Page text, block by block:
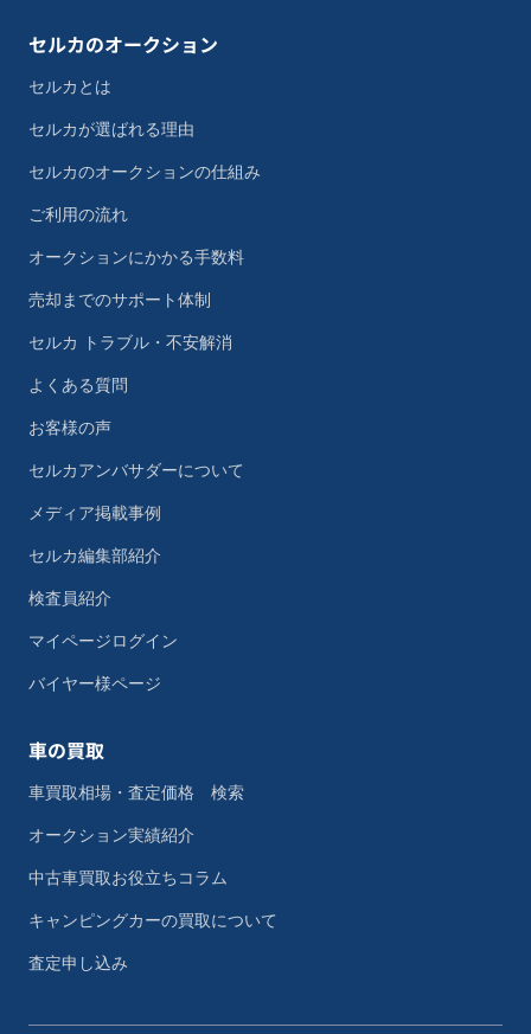
セルカのオークション
セルカとは
セルカが選ばれる理由
セルカのオークションの仕組み
ご利用の流れ
オークションにかかる手数料
売却までのサポート体制
セルカ トラブル・不安解消
よくある質問
お客様の声
セルカアンバサダーについて
メディア掲載事例
セルカ編集部紹介
検査員紹介
マイページログイン
バイヤー様ページ
車の買取
車買取相場・査定価格 検索
オークション実績紹介
中古車買取お役立ちコラム
キャンピングカーの買取について
査定申し込み